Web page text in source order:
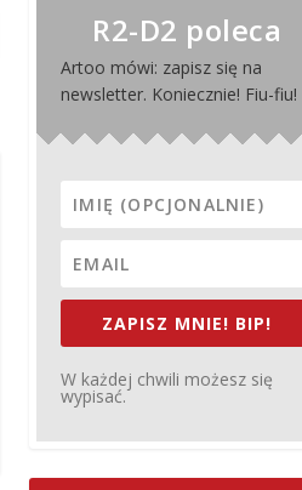
R2-D2 poleca
Artoo mówi: zapisz się na
newsletter. Koniecznie! Fiu-fiu!
ZAPISZ MNIE! BIP!
W każdej chwili możesz się
wypisać.